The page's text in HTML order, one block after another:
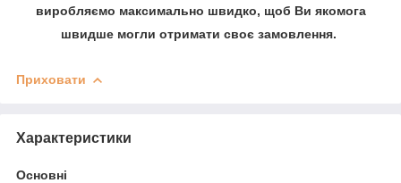
виробляємо максимально швидко, щоб Ви якомога
швидше могли отримати своє замовлення.
Приховати
Характеристики
Основні